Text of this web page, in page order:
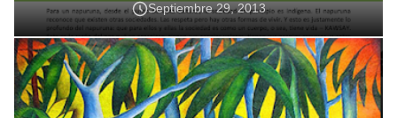
Septiembre 29, 2013